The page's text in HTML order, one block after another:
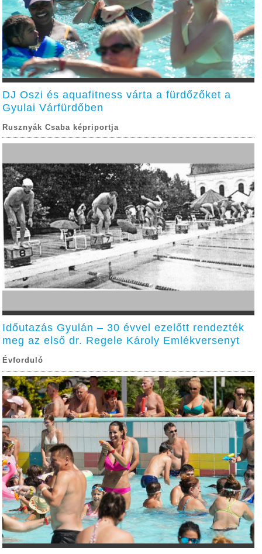
DJ Oszi és aquafitness várta a fürdőzőket a
Gyulai Várfürdőben
Rusznyák Csaba képriportja
Időutazás Gyulán – 30 évvel ezelőtt rendezték
meg az első dr. Regele Károly Emlékversenyt
Évforduló